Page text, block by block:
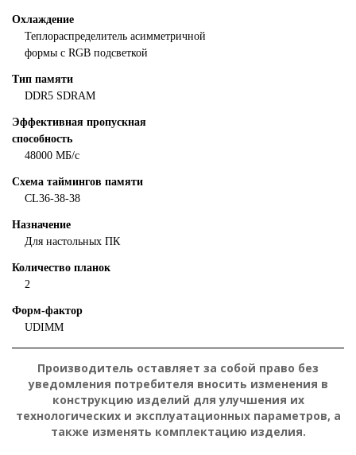
Охлаждение
Теплораспределитель асимметричной
формы с RGB подсветкой
Тип памяти
DDR5 SDRAM
Эффективная пропускная
способность
48000 МБ/с
Схема таймингов памяти
CL36-38-38
Назначение
Для настольных ПК
Количество планок
2
Форм-фактор
UDIMM
Производитель оставляет за собой право без
уведомления потребителя вносить изменения в
конструкцию изделий для улучшения их
технологических и эксплуатационных параметров, а
также изменять комплектацию изделия.